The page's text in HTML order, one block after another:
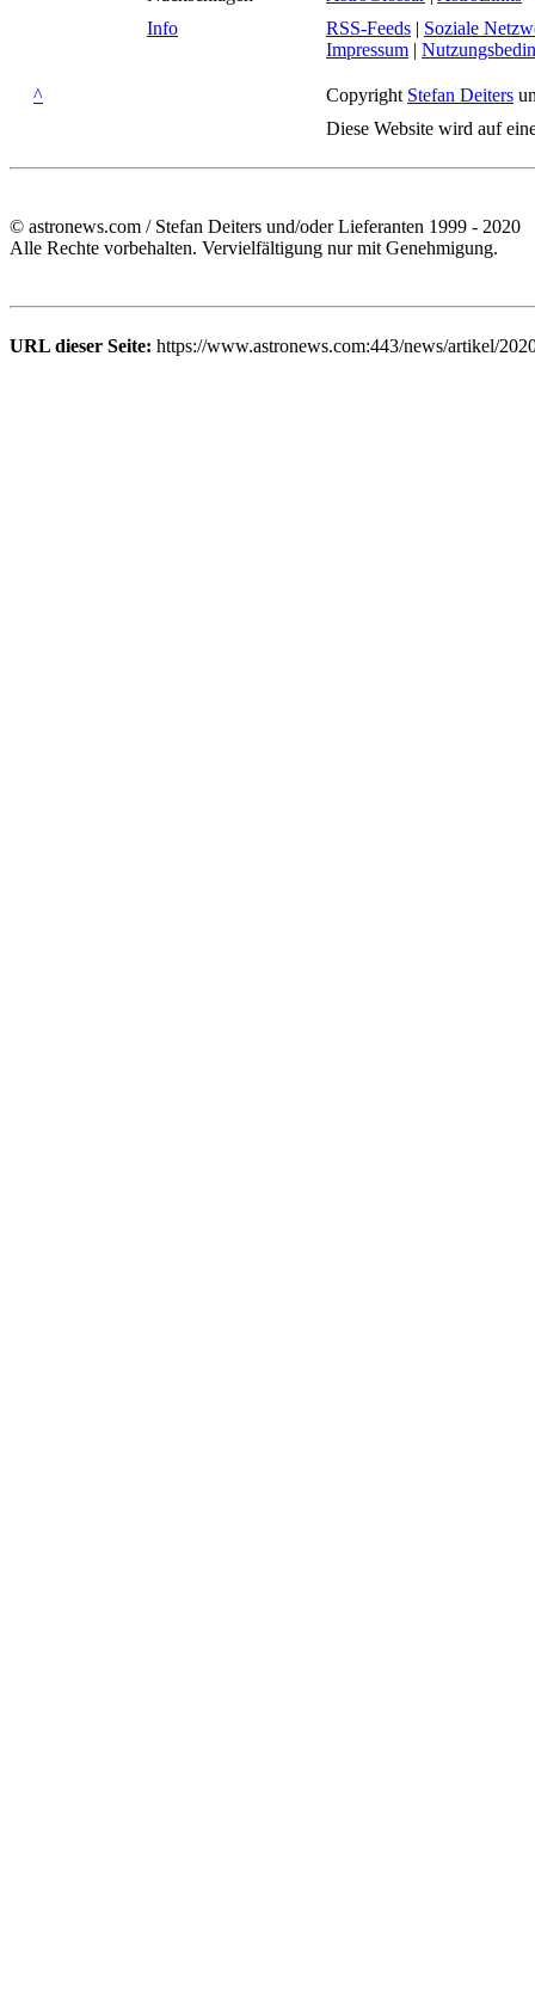
Info
RSS-Feeds | Soziale
Impressum |
^ Copyright Stefan Deiters
Diese Website wird auf
© astronews.com / Stefan Deiters und/oder Lieferanten 1999 - 2020
Alle Rechte vorbehalten. Vervielfältigung nur mit Genehmigung.
URL dieser Seite: https://www.astronews.com:443/news/artikel/